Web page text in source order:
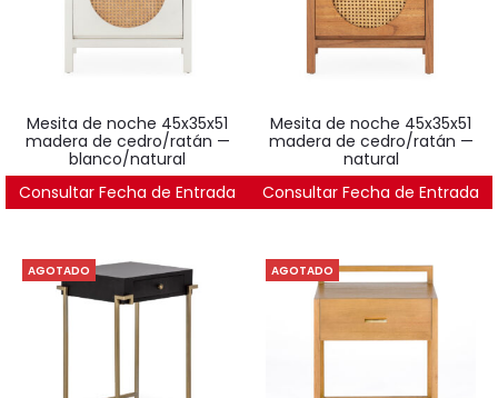
mesita de noche 45x35x51
madera de cedro/ratán —
blanco/natural
339€
Consultar Fecha de Entrada
mesita de noche 45x35x51
madera de cedro/ratán —
natural
339€
Consultar Fecha de Entrada
AGOTADO AGOTADO